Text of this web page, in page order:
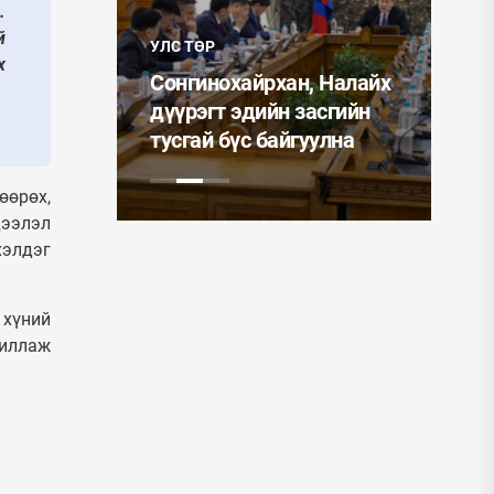
УЛС ТӨР
Сонгинохайрхан, Налайх
дүүрэгт эдийн засгийн
тусгай бүс байгуулна